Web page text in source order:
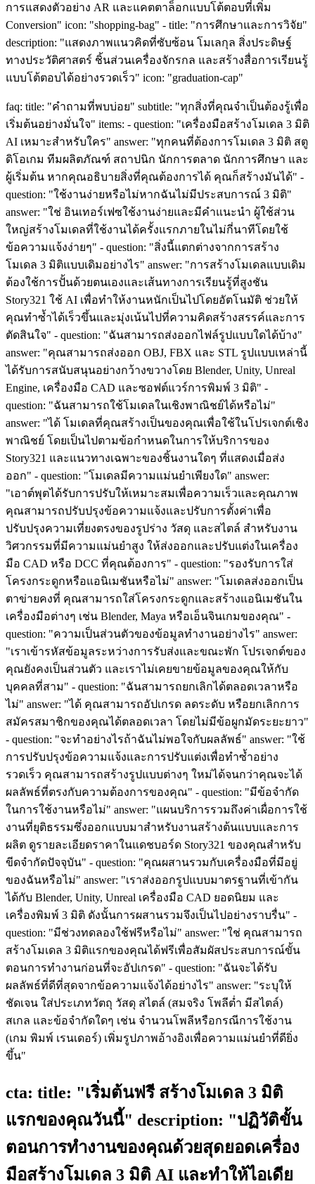
การแสดงตัวอย่าง AR และแคตตาล็อกแบบโต้ตอบที่เพิ่ม
Conversion" icon: "shopping-bag" - title: "การศึกษาและการวิจัย"
description: "แสดงภาพแนวคิดที่ซับซ้อน โมเลกุล สิ่งประดิษฐ์
ทางประวัติศาสตร์ ชิ้นส่วนเครื่องจักรกล และสร้างสื่อการเรียนรู้
แบบโต้ตอบได้อย่างรวดเร็ว" icon: "graduation-cap"
faq: title: "คำถามที่พบบ่อย" subtitle: "ทุกสิ่งที่คุณจำเป็นต้องรู้เพื่อ
เริ่มต้นอย่างมั่นใจ" items: - question: "เครื่องมือสร้างโมเดล 3 มิติ
AI เหมาะสำหรับใคร" answer: "ทุกคนที่ต้องการโมเดล 3 มิติ สตู
ดิโอเกม ทีมผลิตภัณฑ์ สถาปนิก นักการตลาด นักการศึกษา และ
ผู้เริ่มต้น หากคุณอธิบายสิ่งที่คุณต้องการได้ คุณก็สร้างมันได้" -
question: "ใช้งานง่ายหรือไม่หากฉันไม่มีประสบการณ์ 3 มิติ"
answer: "ใช่ อินเทอร์เฟซใช้งานง่ายและมีคำแนะนำ ผู้ใช้ส่วน
ใหญ่สร้างโมเดลที่ใช้งานได้ครั้งแรกภายในไม่กี่นาทีโดยใช้
ข้อความแจ้งง่ายๆ" - question: "สิ่งนี้แตกต่างจากการสร้าง
โมเดล 3 มิติแบบเดิมอย่างไร" answer: "การสร้างโมเดลแบบเดิม
ต้องใช้การปั้นด้วยตนเองและเส้นทางการเรียนรู้ที่สูงชัน
Story321 ใช้ AI เพื่อทำให้งานหนักเป็นไปโดยอัตโนมัติ ช่วยให้
คุณทำซ้ำได้เร็วขึ้นและมุ่งเน้นไปที่ความคิดสร้างสรรค์และการ
ตัดสินใจ" - question: "ฉันสามารถส่งออกไฟล์รูปแบบใดได้บ้าง"
answer: "คุณสามารถส่งออก OBJ, FBX และ STL รูปแบบเหล่านี้
ได้รับการสนับสนุนอย่างกว้างขวางโดย Blender, Unity, Unreal
Engine, เครื่องมือ CAD และซอฟต์แวร์การพิมพ์ 3 มิติ" -
question: "ฉันสามารถใช้โมเดลในเชิงพาณิชย์ได้หรือไม่"
answer: "ได้ โมเดลที่คุณสร้างเป็นของคุณเพื่อใช้ในโปรเจกต์เชิง
พาณิชย์ โดยเป็นไปตามข้อกำหนดในการให้บริการของ
Story321 และแนวทางเฉพาะของชิ้นงานใดๆ ที่แสดงเมื่อส่ง
ออก" - question: "โมเดลมีความแม่นยำเพียงใด" answer:
"เอาต์พุตได้รับการปรับให้เหมาะสมเพื่อความเร็วและคุณภาพ
คุณสามารถปรับปรุงข้อความแจ้งและปรับการตั้งค่าเพื่อ
ปรับปรุงความเที่ยงตรงของรูปร่าง วัสดุ และสไตล์ สำหรับงาน
วิศวกรรมที่มีความแม่นยำสูง ให้ส่งออกและปรับแต่งในเครื่อง
มือ CAD หรือ DCC ที่คุณต้องการ" - question: "รองรับการใส่
โครงกระดูกหรือแอนิเมชันหรือไม่" answer: "โมเดลส่งออกเป็น
ตาข่ายคงที่ คุณสามารถใส่โครงกระดูกและสร้างแอนิเมชันใน
เครื่องมือต่างๆ เช่น Blender, Maya หรือเอ็นจินเกมของคุณ" -
question: "ความเป็นส่วนตัวของข้อมูลทำงานอย่างไร" answer:
"เราเข้ารหัสข้อมูลระหว่างการรับส่งและขณะพัก โปรเจกต์ของ
คุณยังคงเป็นส่วนตัว และเราไม่เคยขายข้อมูลของคุณให้กับ
บุคคลที่สาม" - question: "ฉันสามารถยกเลิกได้ตลอดเวลาหรือ
ไม่" answer: "ได้ คุณสามารถอัปเกรด ลดระดับ หรือยกเลิกการ
สมัครสมาชิกของคุณได้ตลอดเวลา โดยไม่มีข้อผูกมัดระยะยาว"
- question: "จะทำอย่างไรถ้าฉันไม่พอใจกับผลลัพธ์" answer: "ใช้
การปรับปรุงข้อความแจ้งและการปรับแต่งเพื่อทำซ้ำอย่าง
รวดเร็ว คุณสามารถสร้างรูปแบบต่างๆ ใหม่ได้จนกว่าคุณจะได้
ผลลัพธ์ที่ตรงกับความต้องการของคุณ" - question: "มีข้อจำกัด
ในการใช้งานหรือไม่" answer: "แผนบริการรวมถึงค่าเผื่อการใช้
งานที่ยุติธรรมซึ่งออกแบบมาสำหรับงานสร้างต้นแบบและการ
ผลิต ดูรายละเอียดราคาในแดชบอร์ด Story321 ของคุณสำหรับ
ขีดจำกัดปัจจุบัน" - question: "คุณผสานรวมกับเครื่องมือที่มีอยู่
ของฉันหรือไม่" answer: "เราส่งออกรูปแบบมาตรฐานที่เข้ากัน
ได้กับ Blender, Unity, Unreal เครื่องมือ CAD ยอดนิยม และ
เครื่องพิมพ์ 3 มิติ ดังนั้นการผสานรวมจึงเป็นไปอย่างราบรื่น" -
question: "มีช่วงทดลองใช้ฟรีหรือไม่" answer: "ใช่ คุณสามารถ
สร้างโมเดล 3 มิติแรกของคุณได้ฟรีเพื่อสัมผัสประสบการณ์ขั้น
ตอนการทำงานก่อนที่จะอัปเกรด" - question: "ฉันจะได้รับ
ผลลัพธ์ที่ดีที่สุดจากข้อความแจ้งได้อย่างไร" answer: "ระบุให้
ชัดเจน ใส่ประเภทวัตถุ วัสดุ สไตล์ (สมจริง โพลีต่ำ มีสไตล์)
สเกล และข้อจำกัดใดๆ เช่น จำนวนโพลีหรือกรณีการใช้งาน
(เกม พิมพ์ เรนเดอร์) เพิ่มรูปภาพอ้างอิงเพื่อความแม่นยำที่ดียิ่ง
ขึ้น"
cta: title: "เริ่มต้นฟรี สร้างโมเดล 3 มิติ
แรกของคุณวันนี้" description: "ปฏิวัติขั้น
ตอนการทำงานของคุณด้วยสุดยอดเครื่อง
มือสร้างโมเดล 3 มิติ AI และทำให้ไอเดีย